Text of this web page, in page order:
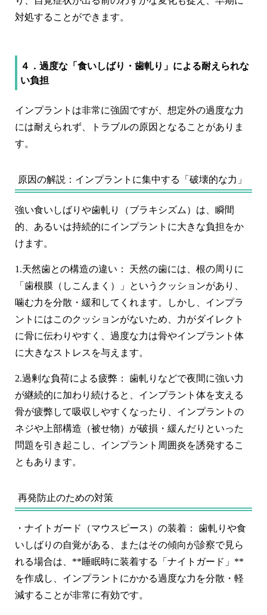
対処することができます。
４．過度な「食いしばり・歯軋り」による耐えられな
い負担
インプラントは非常に強固ですが、想定外の過度な力
には耐えられず、トラブルの原因となることがありま
す。
原因の解説：インプラントに集中する「破壊的な力」
強い食いしばりや歯軋り（ブラキシズム）は、瞬間
的、あるいは持続的にインプラントに大きな負担をか
けます。
1.天然歯との構造の違い：
天然の歯には、根の周りに
「歯根膜（しこんまく）」というクッションがあり、
噛む力を分散・緩和してくれます。しかし、 インプラ
ントにはこのクッションがないため、力がダイレクト
に骨に伝わりやすく、過度な力は骨やインプラント体
に大きなストレスを与えます。
2.過剰な負荷による疲弊：
歯軋りなどで夜間に強い力
が継続的に加わり続けると、インプラント体を支える
骨が疲弊して吸収しやすくなったり
、インプラントの
ネジや上部構造（被せ物）が破損・緩んだり といった
問題を引き起こし、インプラント周囲炎を誘発するこ
ともあります。
再発防止のための対策
・ ナイトガード（マウスピース）の装着：
歯軋りや食
いしばりの自覚がある、またはその傾向が診察で見ら
れる場合は、**睡眠時に装着する「ナイトガード」**
を作成し、インプラントにかかる過度な力を分散・軽
減することが非常に有効です。